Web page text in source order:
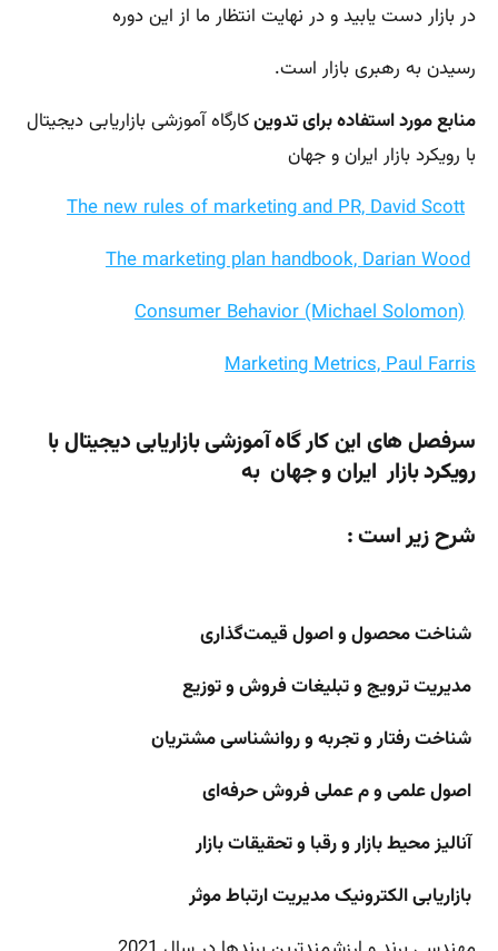
در بازار دست یابید و در نهایت انتظار ما از این دوره
رسیدن به رهبری بازار است.
منابع مورد استفاده برای تدوینکارگاه آموزشی بازاریابی دیجیتال
با رویکرد بازار ایران و جهان
The new rules of marketing and PR, David Scott
The marketing plan handbook, Darian Wood
Consumer Behavior (Michael Solomon)
Marketing Metrics, Paul Farris
سرفصل های این کار گاه آموزشی بازاریابی دیجیتال با
رویکرد بازار ایران و جهان به
شرح زیر است :
شناخت محصول واصول قیمت‌گذاری
مدیریت ترویج و تبلیغاتفروش و توزیع
شناخت رفتار وتجربه و روانشناسی مشتریان
اصول علمی و م عملی فروش حرفه‌ای
آنالیز محیط بازار و رقبا و تحقیقات بازار
بازاریابی الکترونیکمدیریت ارتباط موثر